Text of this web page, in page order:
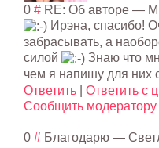
0 # RE: Об авторе —
Ирэна, спасибо!
забрасывать, а
силой
Знаю что
чем я напишу для них
Ответить
Ответить с
Сообщить модератору
0 # Благодарю —